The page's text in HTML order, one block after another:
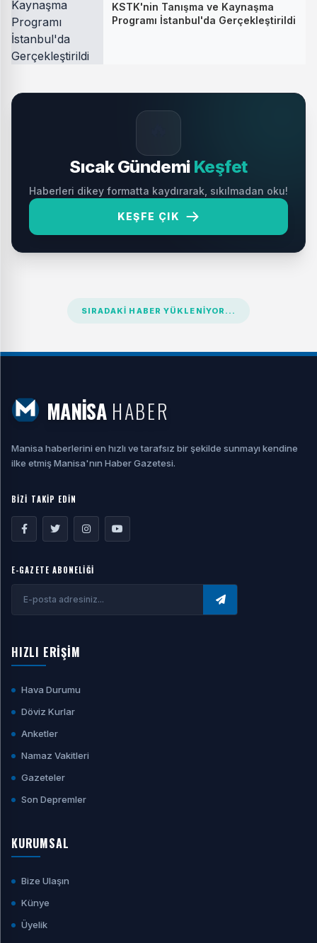
KSTK'nin Tanışma ve Kaynaşma
Programı İstanbul'da Gerçekleştirildi
Sıcak Gündemi Keşfet
Haberleri dikey formatta kaydırarak, sıkılmadan oku!
KEŞFE ÇIK
SIRADAKI HABER YÜKLENIYOR...
MANİSA HABER
Manisa haberlerini en hızlı ve tarafsız bir şekilde sunmayı kendine
ilke etmiş Manisa'nın Haber Gazetesi.
BİZİ TAKİP EDİN
E-GAZETE ABONELİĞİ
HIZLI ERİŞİM
Hava Durumu
Döviz Kurlar
Anketler
Namaz Vakitleri
Gazeteler
Son Depremler
KURUMSAL
Bize Ulaşın
Künye
Üyelik